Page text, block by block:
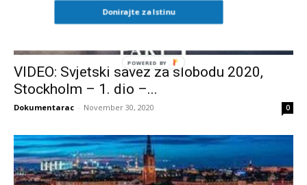
VIDEO: Svjetski savez za slobodu 2020,
Stockholm – 1. dio –...
Dokumentarac - November 30, 2020 0
Donirajte za Istinu